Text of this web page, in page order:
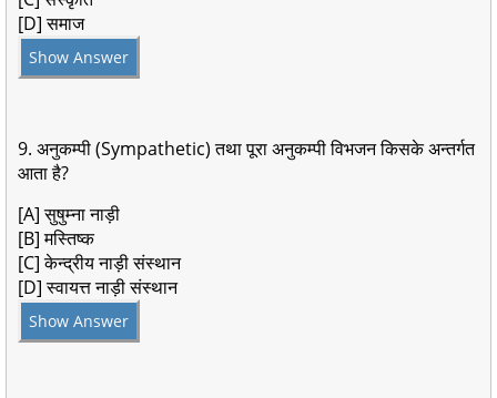
[D] समाज
Show Answer
9. अनुकम्पी (Sympathetic) तथा पूरा अनुकम्पी विभजन किसके अन्तर्गत
आता है?
[A] सुषुम्ना नाड़ी
[B] मस्तिष्क
[C] केन्द्रीय नाड़ी संस्थान
[D] स्वायत्त नाड़ी संस्थान
Show Answer